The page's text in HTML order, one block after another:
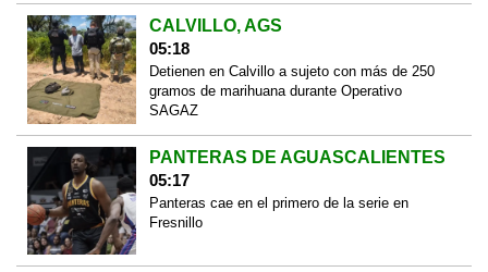
CALVILLO, AGS
05:18
Detienen en Calvillo a sujeto con más de 250
gramos de marihuana durante Operativo
SAGAZ
PANTERAS DE AGUASCALIENTES
05:17
Panteras cae en el primero de la serie en
Fresnillo